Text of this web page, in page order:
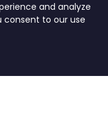
and analyze
consent to our use